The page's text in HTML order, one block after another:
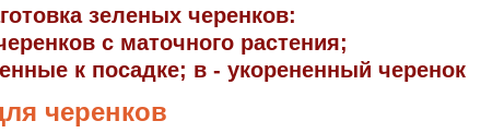
зеленых черенков:
с маточного растения;
к посадке; в - укорененный черенок
черенков